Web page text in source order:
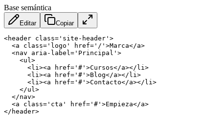
Base semántica
Editar Copiar
<header class= ' site-header ' >
<a class= ' logo ' href= ' / ' >Marca</a>
<nav aria-label = ' Principal ' >
<ul >
<li ><a href= ' # ' >Cursos</a></ li >
<li ><a href= ' # ' >Blog</a></ li >
<li ><a href= ' # ' >Contacto</a></ li >
</ul >
</nav>
<a class= ' cta ' href= ' # ' >Empieza</a>
</ header>